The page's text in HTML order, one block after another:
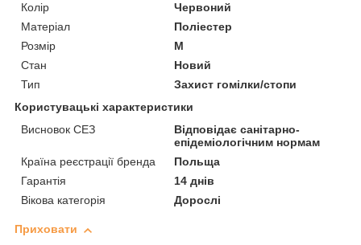
Колір
Червоний
Матеріал
Поліестер
Розмір
M
Стан
Новий
Тип
Захист гомілки/стопи
Користувацькі характеристики
Висновок СЕЗ
Відповідає санітарно-
епідеміологічним нормам
Країна реєстрації бренда
Польща
Гарантія
14 днів
Вікова категорія
Дорослі
Приховати